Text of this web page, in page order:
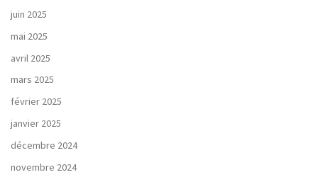
juin 2025
mai 2025
avril 2025
mars 2025
février 2025
janvier 2025
décembre 2024
novembre 2024